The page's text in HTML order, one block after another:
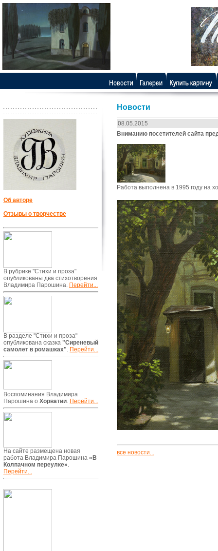
Об авторе
Отзывы о творчестве
В рубрике "Стихи и проза"
опубликованы два стихотворения
Владимира Парошина. Перейти...
В разделе "Стихи и проза"
опубликована сказка "Сиреневый
самолет в ромашках". Перейти...
Воспоминания Владимира
Парошина о Хорватии. Перейти...
На сайте размещена новая
работа Владимира Парошина «В
Колпачном переулке».
Перейти...
Новости
08.05.2015
Вниманию посетителей сайта
Работа выполнена в 1995 году на
все новости...